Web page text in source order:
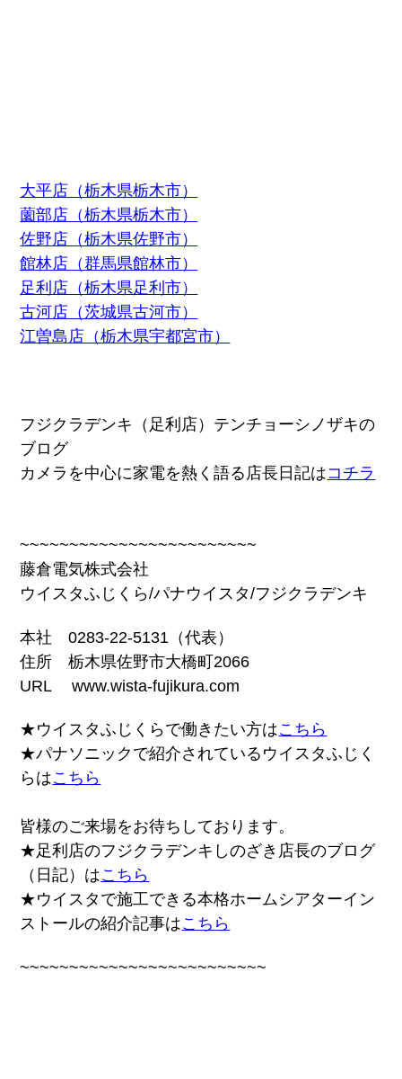
大平店（栃木県栃木市）
薗部店（栃木県栃木市）
佐野店（栃木県佐野市）
館林店（群馬県館林市）
足利店（栃木県足利市）
古河店（茨城県古河市）
江曽島店（栃木県宇都宮市）
フジクラデンキ（足利店）テンチョーシノザキの
ブログ
カメラを中心に家電を熱く語る店長日記はコチラ
~~~~~~~~~~~~~~~~~~~~~~~~
藤倉電気株式会社
ウイスタふじくら/パナウイスタ/フジクラデンキ
本社 0283-22-5131（代表）
住所 栃木県佐野市大橋町2066
URL www.wista-fujikura.com
★ウイスタふじくらで働きたい方はこちら
★パナソニックで紹介されているウイスタふじく
らはこちら
皆様のご来場をお待ちしております。
★足利店のフジクラデンキしのざき店長のブログ
（日記）はこちら
★ウイスタで施工できる本格ホームシアターイン
ストールの紹介記事はこちら
~~~~~~~~~~~~~~~~~~~~~~~~~